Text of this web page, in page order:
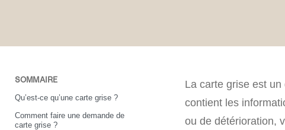
SOMMAIRE
Qu’est-ce qu’une carte grise ?
Comment faire une demande de
carte grise ?
La carte grise est
contient les
ou de détérioration,